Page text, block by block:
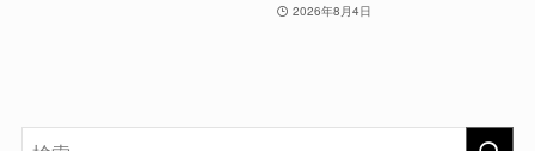
2026年8月4日